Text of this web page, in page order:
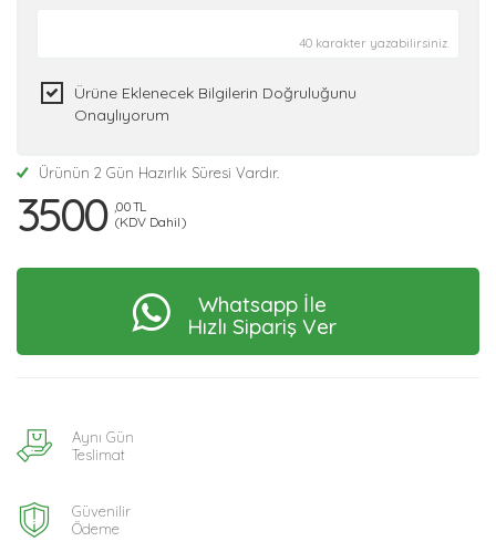
40 karakter yazabilirsiniz.
Ürüne Eklenecek Bilgilerin Doğruluğunu
Onaylıyorum
Ürünün 2 Gün Hazırlık Süresi Vardır.
3500 ,00 TL
(KDV Dahil)
Whatsapp İle
Hızlı Sipariş Ver
Aynı Gün
Teslimat
Güvenilir
Ödeme